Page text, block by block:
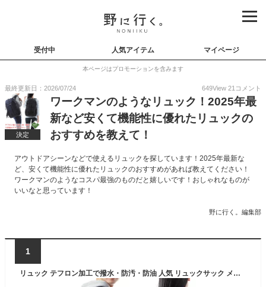
受付中 人気アイテム マイページ
本ページはプロモーションを含みます
最終更新日：2026/07/24 649View 21 コメント
決定
ワークマンのようなリュック！2025年最
新など安くて機能性に優れたリュックの
おすすめを教えて！
アウトドアシーンなどで使えるリュックを探しています！2025年最新な
ど、安くて機能性に優れたリュックのおすすめがあれば教えてください！
ワークマンのようなコスパ最強のものだと嬉しいです！おしゃれなものが
いいなと思っています！
野に行く。編集部
1
リュック テフロン加工で撥水・防汚・防油 人気 リュックサック メンズ レディース USB充電ポート付き 通勤 通学 旅行 キャンプ 防災 アウトドア 旅行バッグ 35L 60L 大容量リュック 登山リュック アウトドア用品 キャンプ用品 バックパック【ラドウェザー LAD WEATHER】